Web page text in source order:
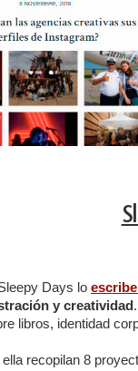
Days lo
y creatividad
libros, identidad
recopilan 8